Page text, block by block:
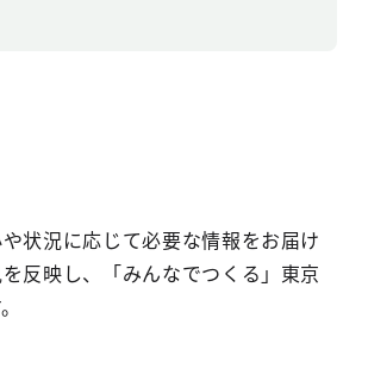
状況に応じて必要な情報をお届け
反映し、「みんなでつくる」東京